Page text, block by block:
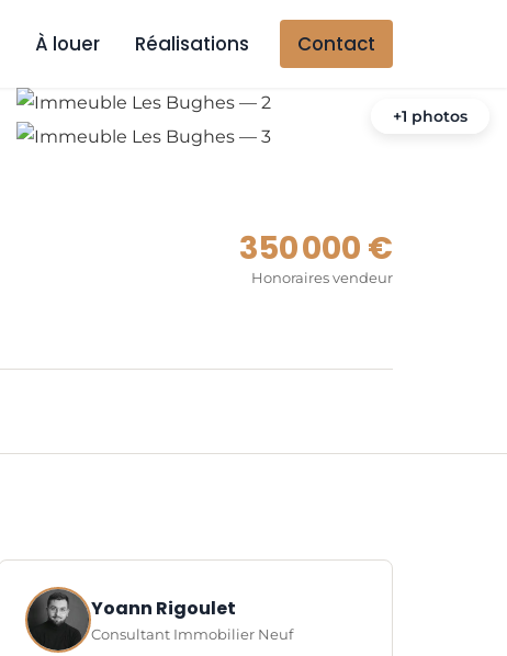
À louer Réalisations Contact
+1 photos
350 000 €
Honoraires vendeur
Yoann Rigoulet
Consultant Immobilier Neuf